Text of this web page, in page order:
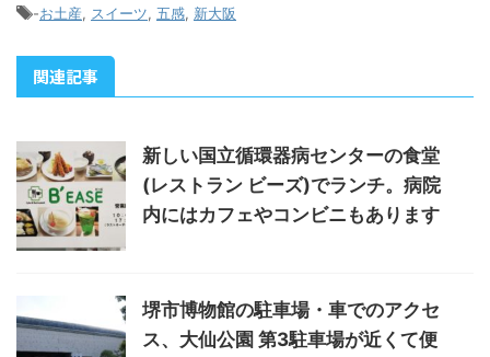
-お土産, スイーツ, 五感, 新大阪
関連記事
新しい国立循環器病センターの食堂
(レストラン ビーズ)でランチ。病院
内にはカフェやコンビニもあります
堺市博物館の駐車場・車でのアクセ
ス、大仙公園 第3駐車場が近くて便